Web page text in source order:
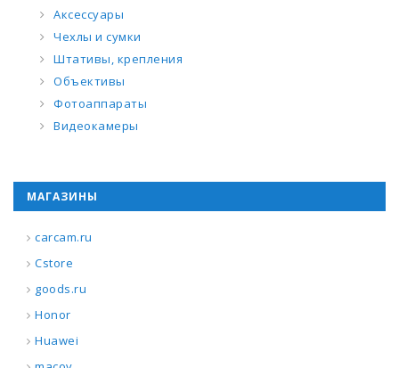
Аксессуары
Чехлы и сумки
Штативы, крепления
Объективы
Фотоаппараты
Видеокамеры
МАГАЗИНЫ
carcam.ru
Cstore
goods.ru
Honor
Huawei